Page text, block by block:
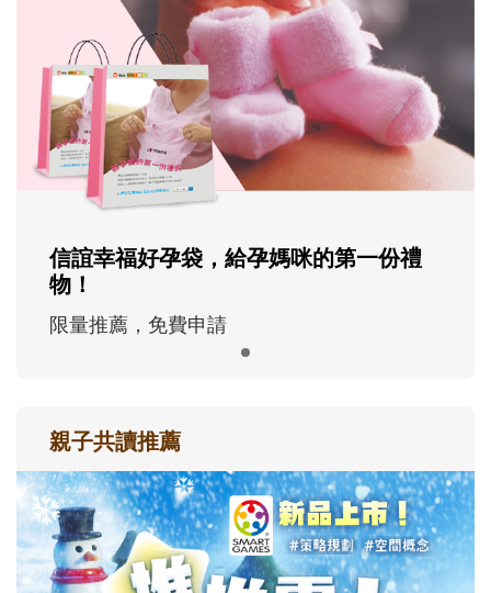
信誼幸福好孕袋，給孕媽咪的第一份禮
物！
限量推薦，免費申請
親子共讀推薦